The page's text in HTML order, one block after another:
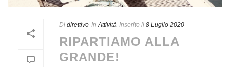
Di direttivo In Attività Inserito il 8 Luglio 2020
RIPARTIAMO ALLA
GRANDE!